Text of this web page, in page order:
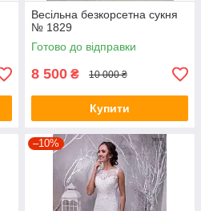
Весільна безкорсетна сукня
№ 1829
Готово до відправки
8 500 ₴ 10 000 ₴
Купити
–10%